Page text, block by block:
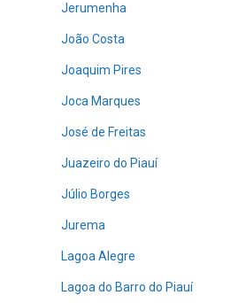
Jerumenha
João Costa
Joaquim Pires
Joca Marques
José de Freitas
Juazeiro do Piauí
Júlio Borges
Jurema
Lagoa Alegre
Lagoa do Barro do Piauí